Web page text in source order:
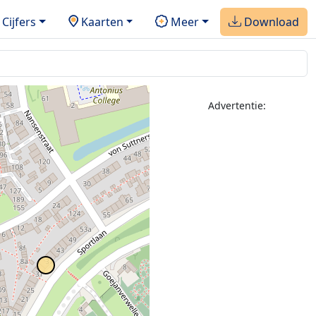
Cijfers Kaarten Meer Download
Advertentie: